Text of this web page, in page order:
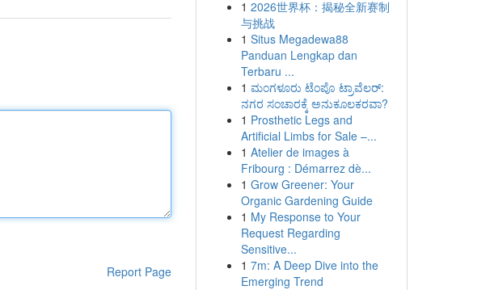
Report Page
1 2026世界杯：揭秘全新赛制
与挑战
1 Situs Megadewa88
Panduan Lengkap dan
Terbaru ...
1 ಮಂಗಳೂರು ಟೆಂಪೊ ಟ್ರಾವೆಲರ್:
ನಗರ ಸಂಚಾರಕ್ಕೆ ಅನುಕೂಲಕರವಾ?
1 Prosthetic Legs and
Artificial Limbs for Sale –...
1 Atelier de images à
Fribourg : Démarrez dè...
1 Grow Greener: Your
Organic Gardening Guide
1 My Response to Your
Request Regarding
Sensitive...
1 7m: A Deep Dive into the
Emerging Trend